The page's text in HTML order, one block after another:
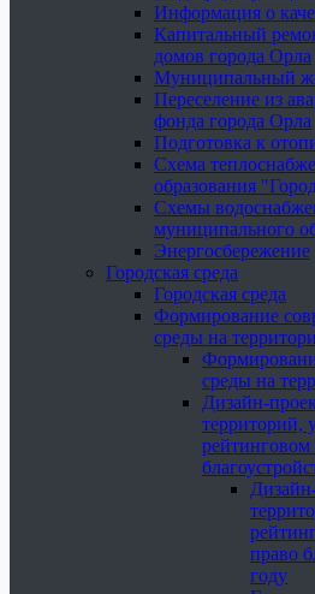
Информация о
Капитальный
домов города Орла
Муниципальный
Переселение из
фонда города Орла
Подготовка к
Схема
образования
Схемы
муниципального
Энергосбережение
Городская среда
Городская среда
Формирование
среды на
среды на
Дизайн-
территорий,
рейтинговом
право
году